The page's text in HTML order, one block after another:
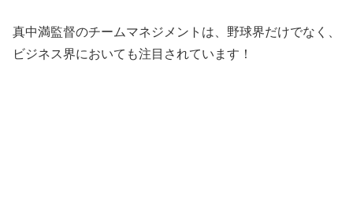
真中満監督のチームマネジメントは、野球界だけでなく、
ビジネス界においても注目されています！